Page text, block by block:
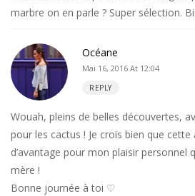
marbre on en parle ? Super sélection.
Océane
Mai 16, 2016 At 12:04
REPLY
Wouah, pleins de belles découvertes,
pour les cactus ! Je crois bien que
d’avantage pour mon plaisir personnel
mère !
Bonne journée à toi ♡